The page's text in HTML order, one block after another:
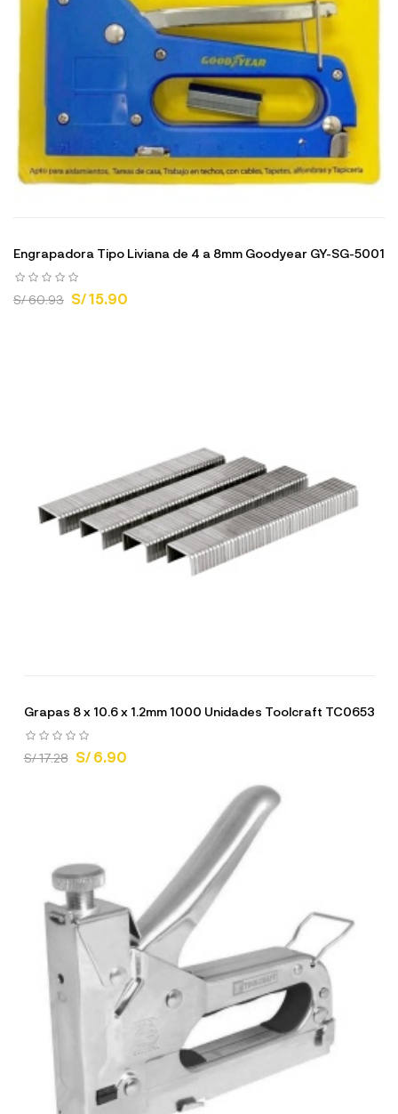
Engrapadora Tipo Liviana de 4 a 8mm Goodyear GY-SG-5001
S/ 60.93 S/ 15.90
Grapas 8 x 10.6 x 1.2mm 1000 Unidades Toolcraft TC0653
S/ 17.28 S/ 6.90